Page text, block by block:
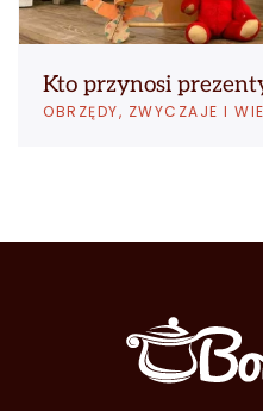
Kto przynosi
OBRZĘDY, ZWYCZAJE I